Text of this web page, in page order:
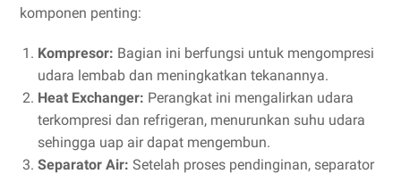
komponen penting:
Kompresor: Bagian ini berfungsi untuk mengompresi
udara lembab dan meningkatkan tekanannya.
Heat Exchanger: Perangkat ini mengalirkan udara
terkompresi dan refrigeran, menurunkan suhu udara
sehingga uap air dapat mengembun.
Separator Air: Setelah proses pendinginan, separator